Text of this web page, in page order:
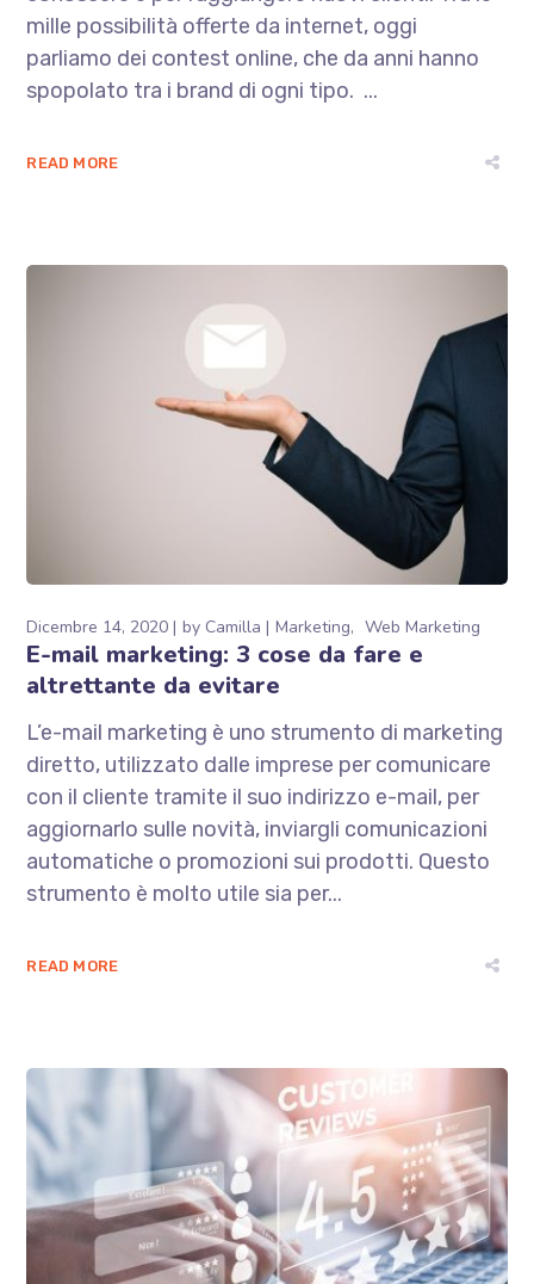
mille possibilità offerte da internet, oggi
parliamo dei contest online, che da anni hanno
spopolato tra i brand di ogni tipo. ...
READ MORE
Dicembre 14, 2020 by Camilla Marketing Web Marketing
E-mail marketing: 3 cose da fare e
altrettante da evitare
L’e-mail marketing è uno strumento di marketing
diretto, utilizzato dalle imprese per comunicare
con il cliente tramite il suo indirizzo e-mail, per
aggiornarlo sulle novità, inviargli comunicazioni
automatiche o promozioni sui prodotti. Questo
strumento è molto utile sia per...
READ MORE